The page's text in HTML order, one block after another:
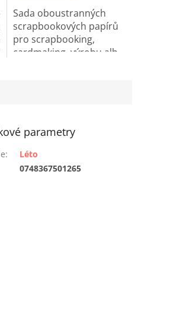
Sada oboustranných
scrapbookových papírů
pro scrapbooking,
cardmaking, výrobu alb
parametry
:
Léto
0748367501265